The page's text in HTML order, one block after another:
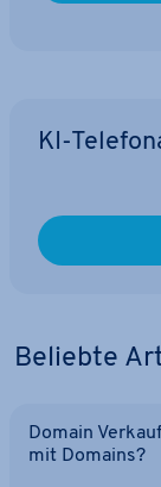
KI-
Beliebte
Domain
mit Domains?